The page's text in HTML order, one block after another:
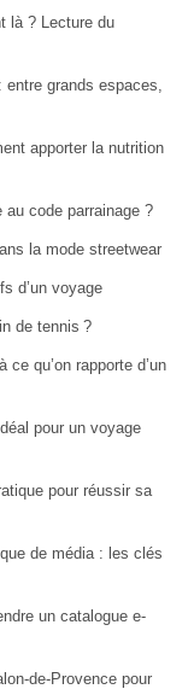
là ? Lecture du
grands espaces,
apporter la nutrition
code parrainage ?
la mode streetwear
d’un voyage
de tennis ?
qu’on rapporte d’un
pour un voyage
pour réussir sa
de média : les clés
un catalogue e-
de-Provence pour